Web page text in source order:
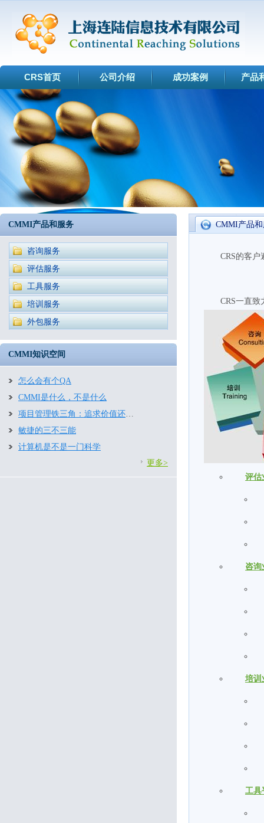
CRS首页 公司介绍 成功案例 产品
CMMI产品
CRS的客
CRS一直
评估
咨询
培训
工具
CMMI产品和服务
咨询服务
评估服务
工具服务
培训服务
外包服务
CMMI知识空间
怎么会有个QA
CMMI是什么，不是什么
项目管理铁三角：追求价值还是约束条件
敏捷的三不三能
计算机是不是一门科学
更多>